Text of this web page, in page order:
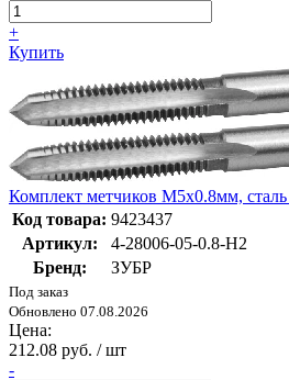
+
Купить
Комплект метчиков М5x0.8мм,
Код товара: 9423437
Артикул:
4-28006-05-0.8-H2
Бренд:
ЗУБР
Под заказ
Обновлено 07.08.2026
Цена:
212.08 руб. / шт
-